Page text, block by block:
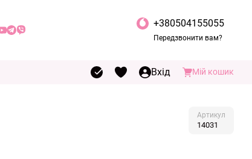
+380504155055
Передзвонити вам?
Вхід Мій кошик
Артикул
14031